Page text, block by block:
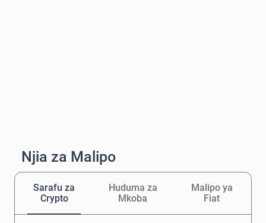
Njia za Malipo
Sarafu za
Crypto
Huduma za
Mkoba
Malipo ya
Fiat